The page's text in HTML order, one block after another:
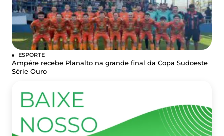
ESPORTE
Ampére recebe Planalto na grande final da Copa Sudoeste
Série Ouro